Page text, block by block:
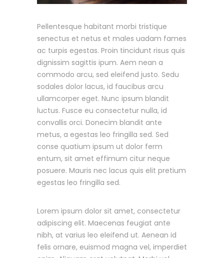
Pellentesque habitant morbi tristique
senectus et netus et males uadam fames
ac turpis egestas. Proin tincidunt risus quis
dignissim sagittis ipum. Aem nean a
commodo arcu, sed eleifend justo. Sedu
sodales dolor lacus, id faucibus arcu
ullamcorper eget. Nunc ipsum blandit
luctus. Fusce eu consectetur nulla, id
convallis orci. Donecim blandit ante
metus, a egestas leo fringilla sed. Sed
conse quatium ipsum ut dolor ferm
entum, sit amet effimum citur neque
posuere. Mauris nec lacus quis elit pretium
egestas leo fringilla sed.
Lorem ipsum dolor sit amet, consectetur
adipiscing elit. Maecenas feugiat ante
nibh, at varius leo eleifend ut. Aenean id
felis ornare, euismod magna vel, imperdiet